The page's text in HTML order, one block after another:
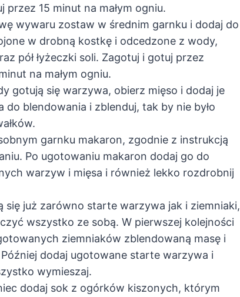
przez 15 minut na małym ogniu.
wywaru zostaw w średnim garnku i dodaj do
w drobną kostkę i odcedzone z wody,
pół łyżeczki soli. Zagotuj i gotuj przez
na małym ogniu.
gotują się warzywa, obierz mięso i dodaj je
do blendowania i zblenduj, tak by nie było
garnku makaron, zgodnie z instrukcją
Po ugotowaniu makaron dodaj go do
warzyw i mięsa i również lekko rozdrobnij
się już zarówno starte warzywa jak i ziemniaki,
wszystko ze sobą. W pierwszej kolejności
ziemniaków zblendowaną masę i
dodaj ugotowane starte warzywa i
wymieszaj.
dodaj sok z ogórków kiszonych, którym